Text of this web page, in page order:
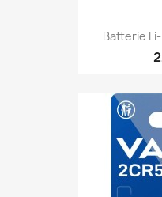
Batterie